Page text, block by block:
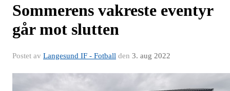
Sommerens vakreste eventyr
går mot slutten
Postet av Langesund IF - Fotball den 3. aug 2022